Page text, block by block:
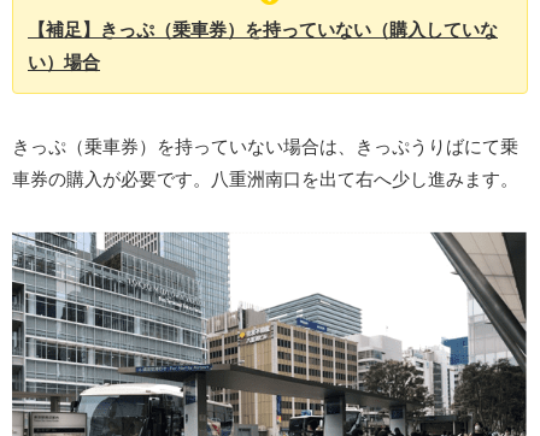
【補足】きっぷ（乗車券）を持っていない（購入していな
い）場合
きっぷ（乗車券）を持っていない場合は、きっぷうりばにて乗
車券の購入が必要です。八重洲南口を出て右へ少し進みます。